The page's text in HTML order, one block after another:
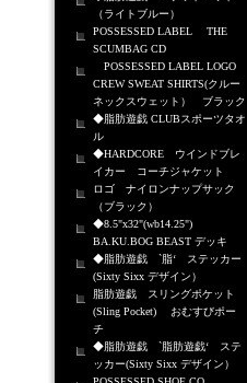
（ライトブルー）
POSSESSED LABEL THE
SCUMBAG CD
POSSESSED LABEL LOGO
CREW SWEAT SHIRTS(クルー
ネックスウェット） ブラック
◆脂肪遊戯 CLUBスポーツタオ
ル
◆HARDCORE ウインドブレ
イカー コーチジャケット
ロゴ ナイロンナップサック
（ブラック）
◆8.5"x32"(wb14.25")
BA.KU.BOG BEAST デッキ
◆脂肪遊戯 `脂‘ ステッカー
(Sixty Sixx デザイン）
脂肪遊戯 スリングポケット
(Sling Pocket) おむすびポー
チ
◆脂肪遊戯 `脂肪遊戯‘ ステ
ッカー(Sixty Sixx デザイン）